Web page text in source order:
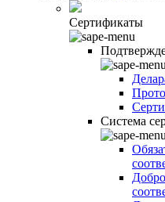
Сертификаты
Система